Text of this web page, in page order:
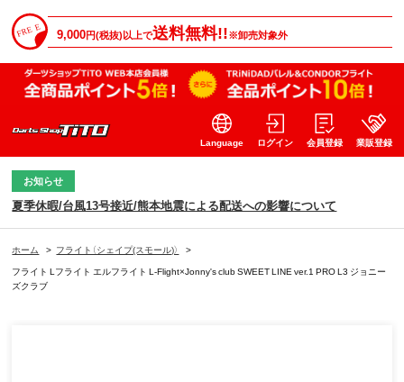
9,000円(税抜)以上で送料無料!!※卸売対象外
Language ログイン 会員登録 業販登録
お知らせ
夏季休暇/台風13号接近/熊本地震による配送への影響について
ホーム > フライト（シェイプ(スモール)）
>
フライト Lフライト エルフライト L-Flight×Jonny's club SWEET LINE ver.1 PRO L3 ジョニー
ズクラブ